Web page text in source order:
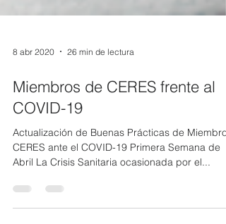
8 abr 2020 26 min de lectura
Miembros de CERES frente al
COVID-19
Actualización de Buenas Prácticas de Miembros
Abril La Crisis Sanitaria ocasionada por el...